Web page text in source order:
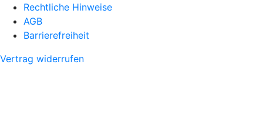
Rechtliche Hinweise
AGB
Barrierefreiheit
Vertrag widerrufen